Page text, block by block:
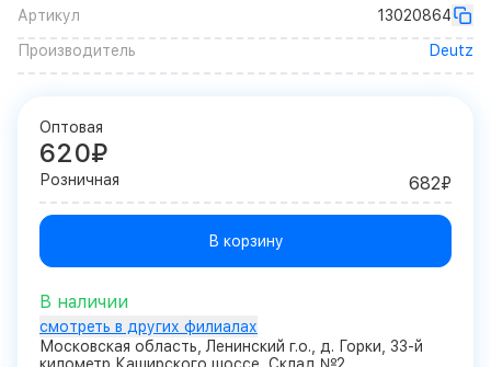
Артикул
13020864
Производитель
Deutz
Оптовая
620₽
Розничная 682₽
В корзину
В наличии
смотреть в других филиалах
Московская область, Ленинский г.о., д. Горки, 33-й